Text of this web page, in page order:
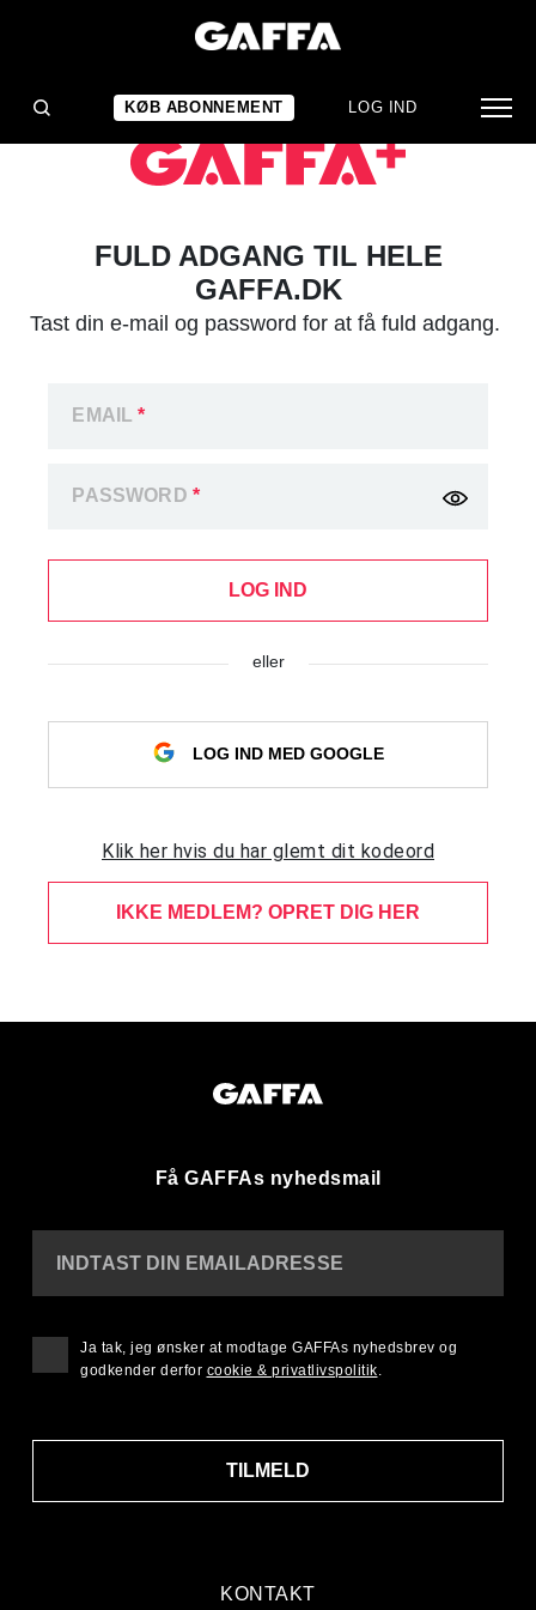
KØB ABONNEMENT LOG IND
FULD ADGANG TIL HELE
GAFFA.DK
Tast din e-mail og password for at få fuld adgang.
EMAIL*
PASSWORD *
LOG IND
eller
LOG IND MED GOOGLE
Klik her hvis du har glemt dit kodeord
IKKE MEDLEM? OPRET DIG HER
Få GAFFAs nyhedsmail
KONTAKT
INDTAST DIN EMAILADRESSE
TILMELD
Ja tak, jeg ønsker at modtage GAFFAs nyhedsbrev og
godkender derfor cookie & privatlivspolitik